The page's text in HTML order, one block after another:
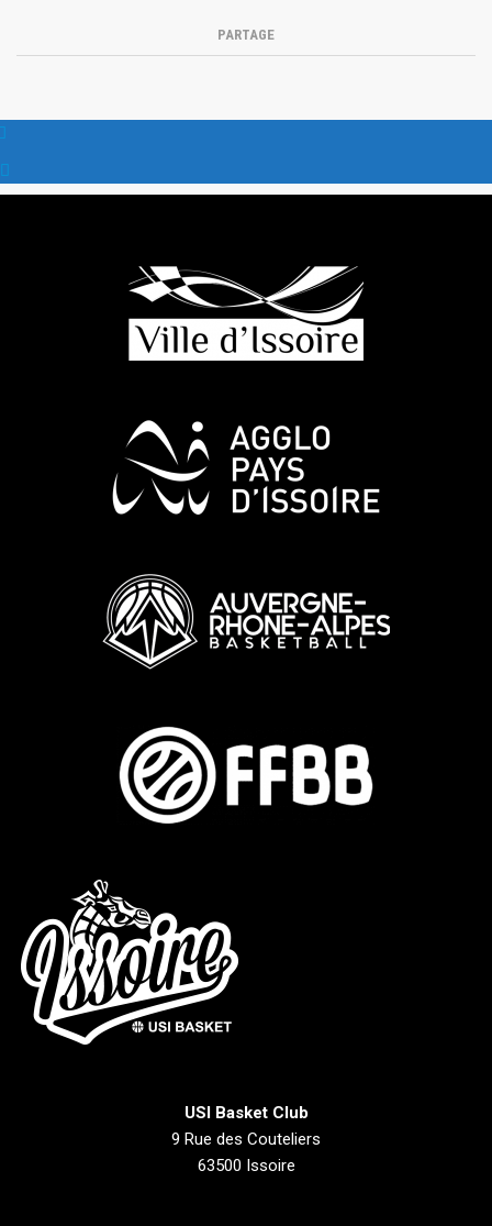
PARTAGE
USI Basket Club
9 Rue des Couteliers
63500 Issoire